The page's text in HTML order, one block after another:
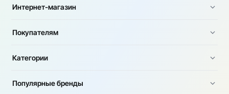
Интернет-магазин
Покупателям
Категории
Популярные бренды